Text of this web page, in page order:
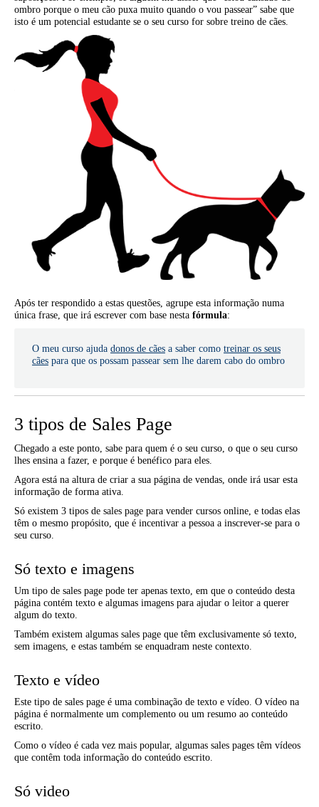
ombro porque o meu cão puxa muito quando o vou passear” sabe que
isto é um potencial estudante se o seu curso for sobre treino de cães.
Após ter respondido a estas questões, agrupe esta informação numa
única frase, que irá escrever com base nesta fórmula:
O meu curso ajuda donos de cães a saber como treinar os seus
cães para que os possam passear sem lhe darem cabo do ombro
3 tipos de Sales Page
Chegado a este ponto, sabe para quem é o seu curso, o que o seu curso
lhes ensina a fazer, e porque é benéfico para eles.
Agora está na altura de criar a sua página de vendas, onde irá usar esta
informação de forma ativa.
Só existem 3 tipos de sales page para vender cursos online, e todas elas
têm o mesmo propósito, que é incentivar a pessoa a inscrever-se para o
seu curso.
Só texto e imagens
Um tipo de sales page pode ter apenas texto, em que o conteúdo desta
página contém texto e algumas imagens para ajudar o leitor a querer
algum do texto.
Também existem algumas sales page que têm exclusivamente só texto,
sem imagens, e estas também se enquadram neste contexto.
Texto e vídeo
Este tipo de sales page é uma combinação de texto e vídeo. O vídeo na
página é normalmente um complemento ou um resumo ao conteúdo
escrito.
Como o vídeo é cada vez mais popular, algumas sales pages têm vídeos
que contêm toda informação do conteúdo escrito.
Só video